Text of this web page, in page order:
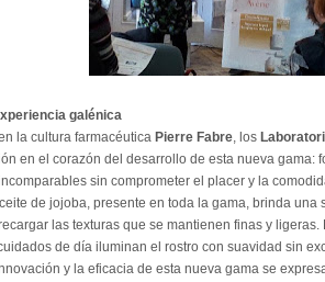
galénica
la cultura farmacéutica Pierre Fabre, los
en el corazón del desarrollo de esta nueva gama:
sin comprometer el placer y la
de jojoba, presente en toda la gama, brinda
las texturas que se mantienen finas y
de día iluminan el rostro con suavidad sin
y la eficacia de esta nueva gama se